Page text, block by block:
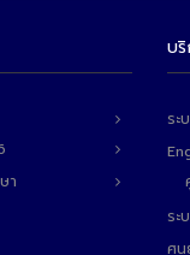
า
บริ
ระ
ระ
ศูน